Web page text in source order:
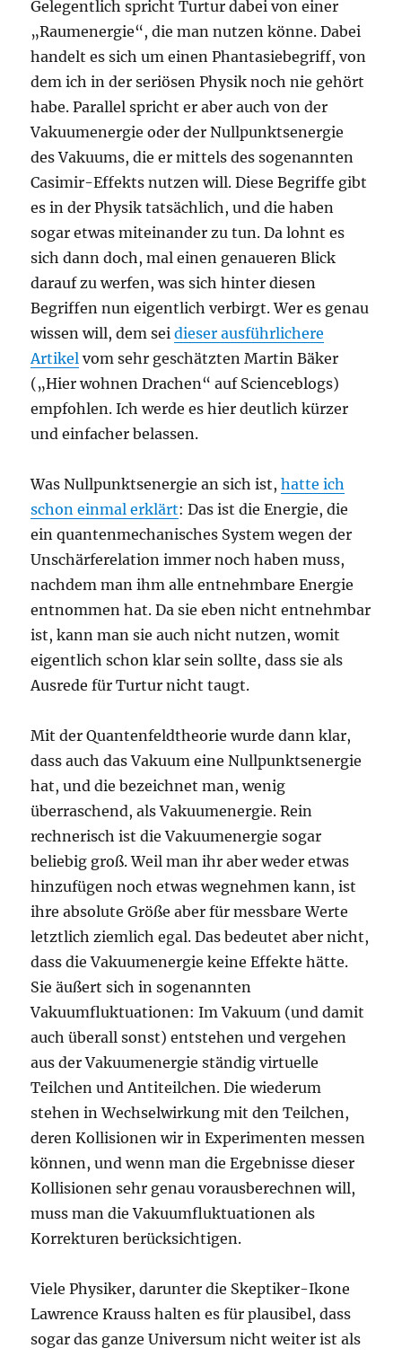
Gelegentlich spricht Turtur dabei von einer
„Raumenergie“, die man nutzen könne. Dabei
handelt es sich um einen Phantasiebegriff, von
dem ich in der seriösen Physik noch nie gehört
habe. Parallel spricht er aber auch von der
Vakuumenergie oder der Nullpunktsenergie
des Vakuums, die er mittels des sogenannten
Casimir-Effekts nutzen will. Diese Begriffe gibt
es in der Physik tatsächlich, und die haben
sogar etwas miteinander zu tun. Da lohnt es
sich dann doch, mal einen genaueren Blick
darauf zu werfen, was sich hinter diesen
Begriffen nun eigentlich verbirgt. Wer es genau
wissen will, dem seidieser ausführlichere
Artikel vom sehr geschätzten Martin Bäker
(„Hier wohnen Drachen“ auf Scienceblogs)
empfohlen. Ich werde es hier deutlich kürzer
und einfacher belassen.
Was Nullpunktsenergie an sich ist,hatte ich
schon einmal erklärt: Das ist die Energie, die
ein quantenmechanisches System wegen der
Unschärferelation immer noch haben muss,
nachdem man ihm alle entnehmbare Energie
entnommen hat. Da sie eben nicht entnehmbar
ist, kann man sie auch nicht nutzen, womit
eigentlich schon klar sein sollte, dass sie als
Ausrede für Turtur nicht taugt.
Mit der Quantenfeldtheorie wurde dann klar,
dass auch das Vakuum eine Nullpunktsenergie
hat, und die bezeichnet man, wenig
überraschend, als Vakuumenergie. Rein
rechnerisch ist die Vakuumenergie sogar
beliebig groß. Weil man ihr aber weder etwas
hinzufügen noch etwas wegnehmen kann, ist
ihre absolute Größe aber für messbare Werte
letztlich ziemlich egal. Das bedeutet aber nicht,
dass die Vakuumenergie keine Effekte hätte.
Sie äußert sich in sogenannten
Vakuumfluktuationen: Im Vakuum (und damit
auch überall sonst) entstehen und vergehen
aus der Vakuumenergie ständig virtuelle
Teilchen und Antiteilchen. Die wiederum
stehen in Wechselwirkung mit den Teilchen,
deren Kollisionen wir in Experimenten messen
können, und wenn man die Ergebnisse dieser
Kollisionen sehr genau vorausberechnen will,
muss man die Vakuumfluktuationen als
Korrekturen berücksichtigen.
Viele Physiker, darunter die Skeptiker-Ikone
Lawrence Krauss halten es für plausibel, dass
sogar das ganze Universum nicht weiter ist als